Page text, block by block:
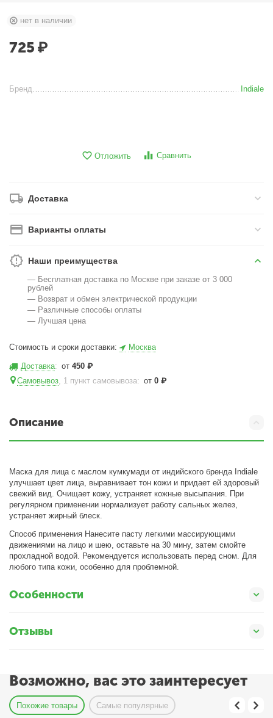
нет в наличии
725 ₽
Бренд Indiale
Отложить Сравнить
Доставка
Варианты оплаты
Наши преимущества
— Бесплатная доставка по Москве при заказе от 3 000
рублей
— Возврат и обмен электрической продукции
— Различные способы оплаты
— Лучшая цена
Стоимость и сроки доставки: Москва
Доставка: от450 ₽
Самовывоз, 1 пункт самовывоза: от0 ₽
Описание
Маска для лица с маслом кумкумади от индийского бренда Indiale
улучшает цвет лица, выравнивает тон кожи и придает ей здоровый
свежий вид. Очищает кожу, устраняет кожные высыпания. При
регулярном применении нормализует работу сальных желез,
устраняет жирный блеск.
Способ применения Нанесите пасту легкими массирующими
движениями на лицо и шею, оставьте на 30 мину, затем смойте
прохладной водой. Рекомендуется использовать перед сном. Для
любого типа кожи, особенно для проблемной.
Особенности
Отзывы
Возможно, вас это заинтересует
Похожие товары Самые популярные